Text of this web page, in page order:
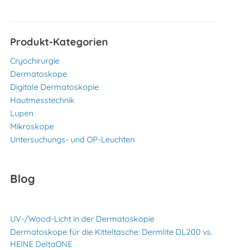
Produkt-Kategorien
Cryochirurgie
Dermatoskope
Digitale Dermatoskopie
Hautmesstechnik
Lupen
Mikroskope
Untersuchungs- und OP-Leuchten
Blog
UV-/Wood-Licht in der Dermatoskopie
Dermatoskope für die Kitteltasche: Dermlite DL200 vs.
HEINE DeltaONE